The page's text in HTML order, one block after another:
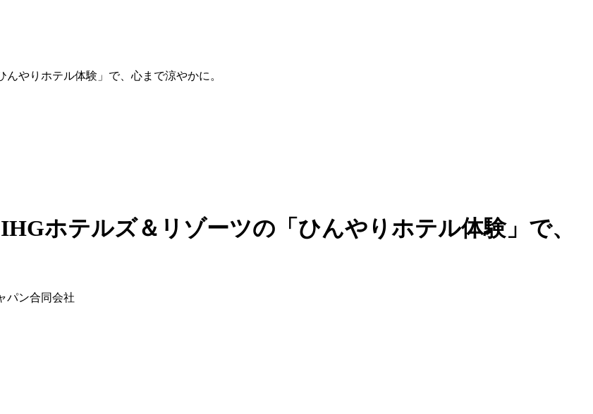
やりホテル体験」で、心まで涼やかに。
ホテルズ＆リゾーツの「ひんやりホテル体験」で、
パン合同会社